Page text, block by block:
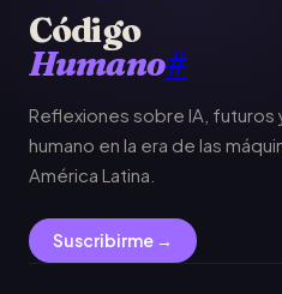
Código
Humano#
Reflexiones sobre IA, futuros
humano en la era de las
América Latina.
Suscribirme →